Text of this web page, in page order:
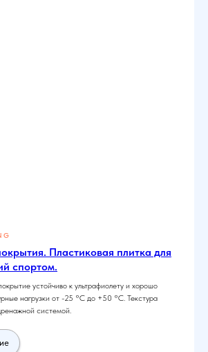
Пластиковая плитка для
спортом.
устойчиво к ультрафиолету и хорошо
нагрузки от -25 °С до +50 °С. Текстура
системой.